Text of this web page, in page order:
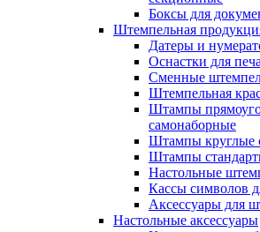
Боксы для
Штемпельная
Датеры и
Оснастки для
Сменные
Штемпельная
Штампы
самонаборные
Штампы круглые
Штампы
Настольные
Кассы символов
Аксессуары для
Настольные аксессуары